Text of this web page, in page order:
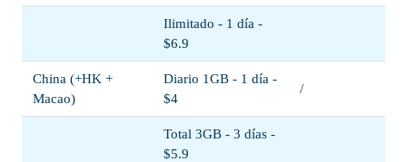
Ilimitado - 1 día -
$6.9
China (+HK +
Macao)
Diario 1GB - 1 día -
$4
/
Total 3GB - 3 días -
$5.9